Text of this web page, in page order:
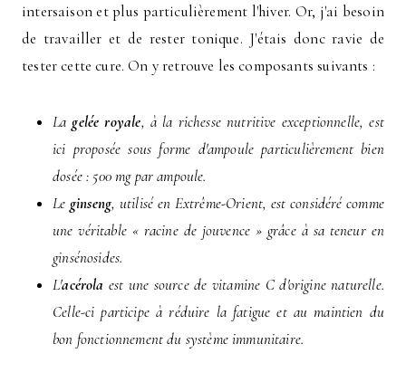
intersaison et plus particulièrement l'hiver. Or, j'ai besoin
de travailler et de rester tonique. J'étais donc ravie de
tester cette cure. On y retrouve les composants suivants :
Lagelée royale, à la richesse nutritive exceptionnelle, est
ici proposée sous forme d'ampoule particulièrement bien
dosée : 500 mg par ampoule.
Le ginseng, utilisé en Extrême-Orient, est considéré comme
une véritable « racine de jouvence » grâce à sa teneur en
ginsénosides.
L'acérola est une source de vitamine C d'origine naturelle.
Celle-ci participe à réduire la fatigue et au maintien du
bon fonctionnement du système immunitaire.